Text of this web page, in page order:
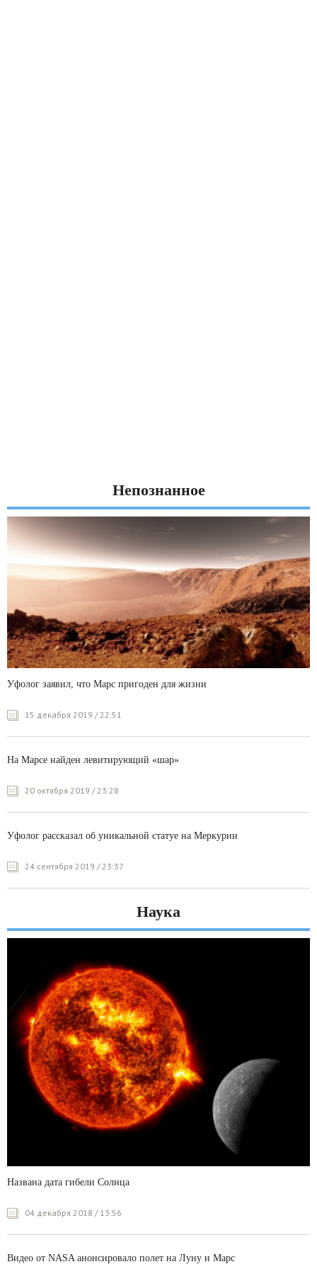
Непознанное
Уфолог заявил, что Марс пригоден для жизни
15 декабря 2019 / 22:51
На Марсе найден левитирующий «шар»
20 октября 2019 / 23:28
Уфолог рассказал об уникальной статуе на Меркурии
24 сентября 2019 / 23:37
Наука
Названа дата гибели Солнца
04 декабря 2018 / 13:56
Видео от NASA анонсировало полет на Луну и Марс